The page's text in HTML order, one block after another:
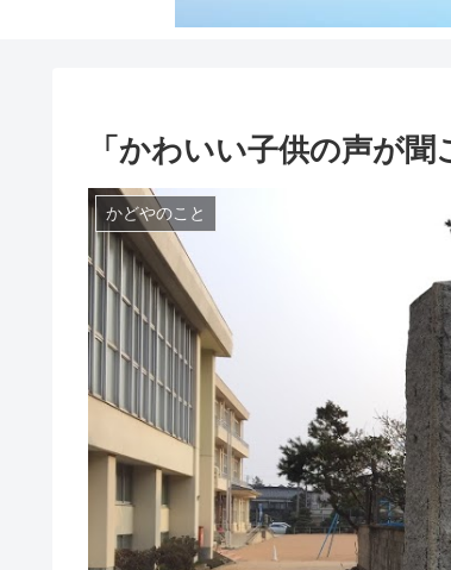
「かわいい子供の声が
かどやのこと